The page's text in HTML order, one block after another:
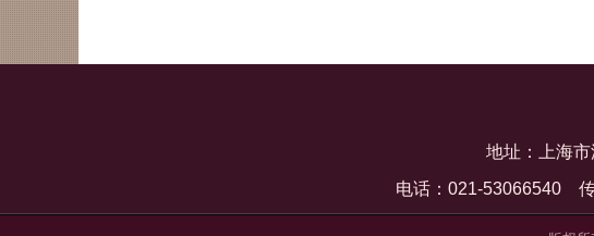
地址：上海
电话：021-53066540